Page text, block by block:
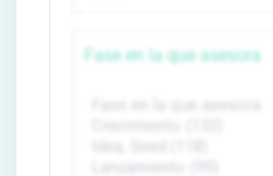
Fase en la que asesora